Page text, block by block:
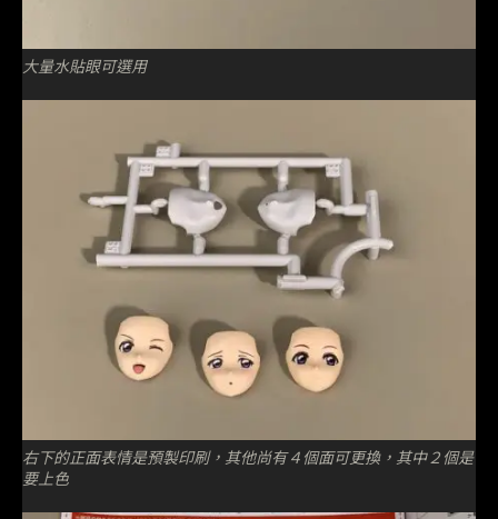
大量水貼眼可選用
右下的正面表情是預製印刷，其他尚有４個面可更換，其中２個是
要上色